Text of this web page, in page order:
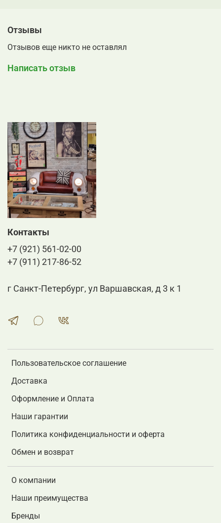
Отзывы
Отзывов еще никто не оставлял
Написать отзыв
Пользовательское соглашение
Доставка
Оформление и Оплата
Наши гарантии
Политика конфиденциальности и оферта
Обмен и возврат
О компании
Наши преимущества
Бренды
Контакты
+7 (921) 561-02-00
+7 (911) 217-86-52
г Санкт-Петербург, ул Варшавская, д 3 к 1